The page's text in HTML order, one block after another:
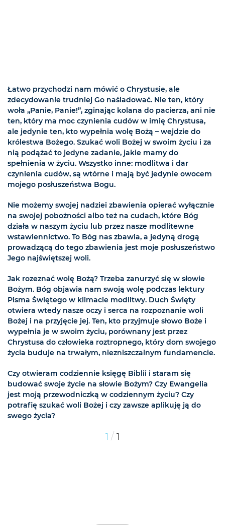
Łatwo przychodzi nam mówić o Chrystusie, ale
zdecydowanie trudniej Go naśladować. Nie ten, który
woła „Panie, Panie!”, zginając kolana do pacierza, ani nie
ten, który ma moc czynienia cudów w imię Chrystusa,
ale jedynie ten, kto wypełnia wolę Bożą – wejdzie do
królestwa Bożego. Szukać woli Bożej w swoim życiu i za
nią podążać to jedyne zadanie, jakie mamy do
spełnienia w życiu. Wszystko inne: modlitwa i dar
czynienia cudów, są wtórne i mają być jedynie owocem
mojego posłuszeństwa Bogu.
Nie możemy swojej nadziei zbawienia opierać wyłącznie
na swojej pobożności albo też na cudach, które Bóg
działa w naszym życiu lub przez nasze modlitewne
wstawiennictwo. To Bóg nas zbawia, a jedyną drogą
prowadzącą do tego zbawienia jest moje posłuszeństwo
Jego najświętszej woli.
Jak rozeznać wolę Bożą? Trzeba zanurzyć się w słowie
Bożym. Bóg objawia nam swoją wolę podczas lektury
Pisma Świętego w klimacie modlitwy. Duch Święty
otwiera wtedy nasze oczy i serca na rozpoznanie woli
Bożej i na przyjęcie jej. Ten, kto przyjmuje słowo Boże i
wypełnia je w swoim życiu, porównany jest przez
Chrystusa do człowieka roztropnego, który dom swojego
życia buduje na trwałym, niezniszczalnym fundamencie.
Czy otwieram codziennie księgę Biblii i staram się
budować swoje życie na słowie Bożym? Czy Ewangelia
jest moją przewodniczką w codziennym życiu? Czy
potrafię szukać woli Bożej i czy zawsze aplikuję ją do
swego życia?
1 / 1